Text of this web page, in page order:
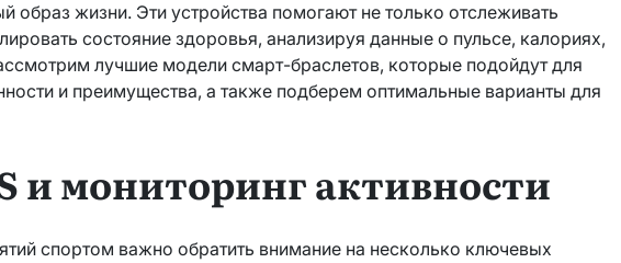
образ жизни. Эти устройства помогают не только отслеживать
состояние здоровья, анализируя данные о пульсе, калориях,
лучшие модели смарт-браслетов, которые подойдут для
и преимущества, а также подберем оптимальные варианты для
и мониторинг активности
спортом важно обратить внимание на несколько ключевых